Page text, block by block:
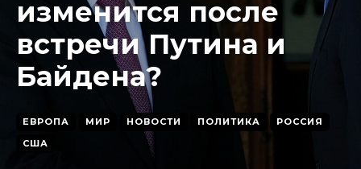
изменится после
встречи Путина и
Байдена?
ЕВРОПА МИР НОВОСТИ ПОЛИТИКА
РОССИЯ
США